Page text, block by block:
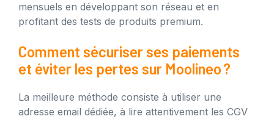
mensuels en développant son réseau et en
profitant des tests de produits premium.
Comment sécuriser ses paiements
et éviter les pertes sur Moolineo ?
La meilleure méthode consiste à utiliser une
adresse email dédiée, à lire attentivement les CGV